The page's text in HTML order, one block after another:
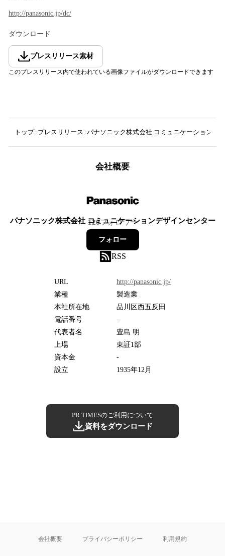
http://panasonic.jp/dc/
ダウンロード
プレスリリース素材
このプレスリリース内で使われている画像ファイルがダウンロードできます
トップ プレスリリース パナソニック株式会社 コミュニケーションデ
会社概要
パナソニック株式会社 コミュニケーションデザインセンター
120フォロワー
フォロー
RSS
URL
http://panasonic.jp/
業種
製造業
本社所在地
品川区西五反田
電話番号
-
代表者名
豊島 明
上場
東証1部
資本金
-
設立
1935年12月
PR TIMESのご利用について
資料をダウンロード
会社概要 プライバシーポリシー 利用規約